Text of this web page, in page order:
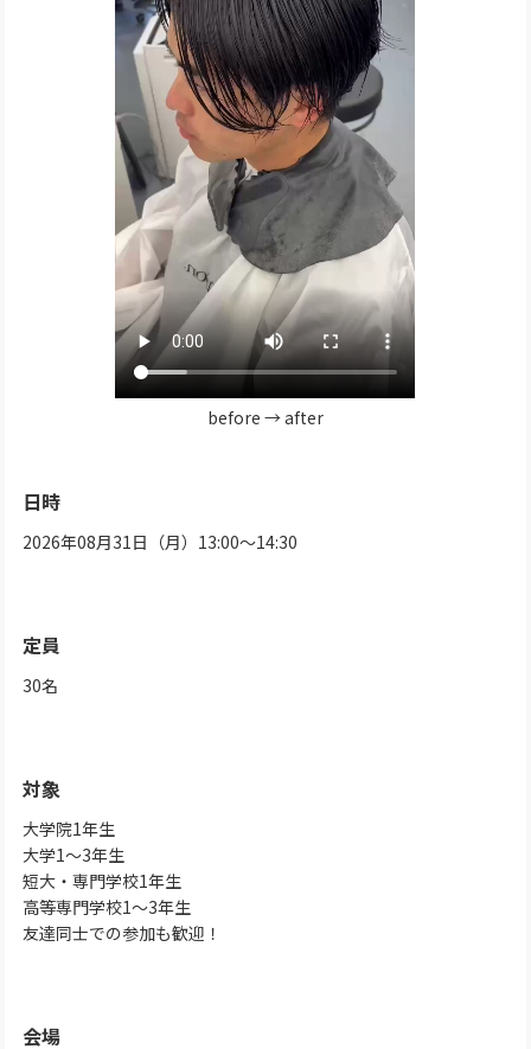
before → after
日時
2026年08月31日（月）13:00～14:30
定員
30名
対象
大学院1年生
大学1～3年生
短大・専門学校1年生
高等専門学校1～3年生
友達同士での参加も歓迎！
会場